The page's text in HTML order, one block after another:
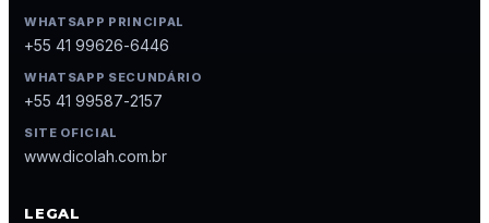
WHATSAPP PRINCIPAL
+55 41 99626-6446
WHATSAPP SECUNDÁRIO
+55 41 99587-2157
SITE OFICIAL
www.dicolah.com.br
LEGAL